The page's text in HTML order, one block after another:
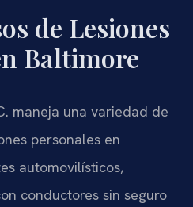
de Lesiones
Baltimore
maneja una variedad de
personales en
automovilísticos,
conductores sin seguro